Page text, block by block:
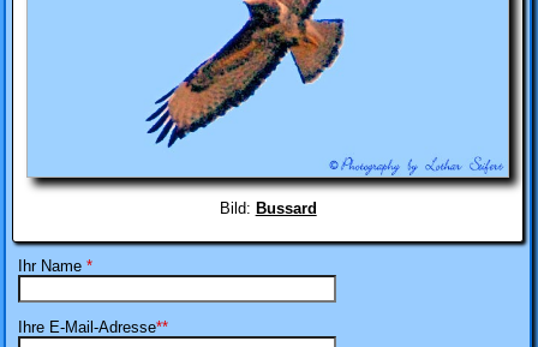
Bild: Bussard
Ihr Name *
Ihre E-Mail-Adresse**